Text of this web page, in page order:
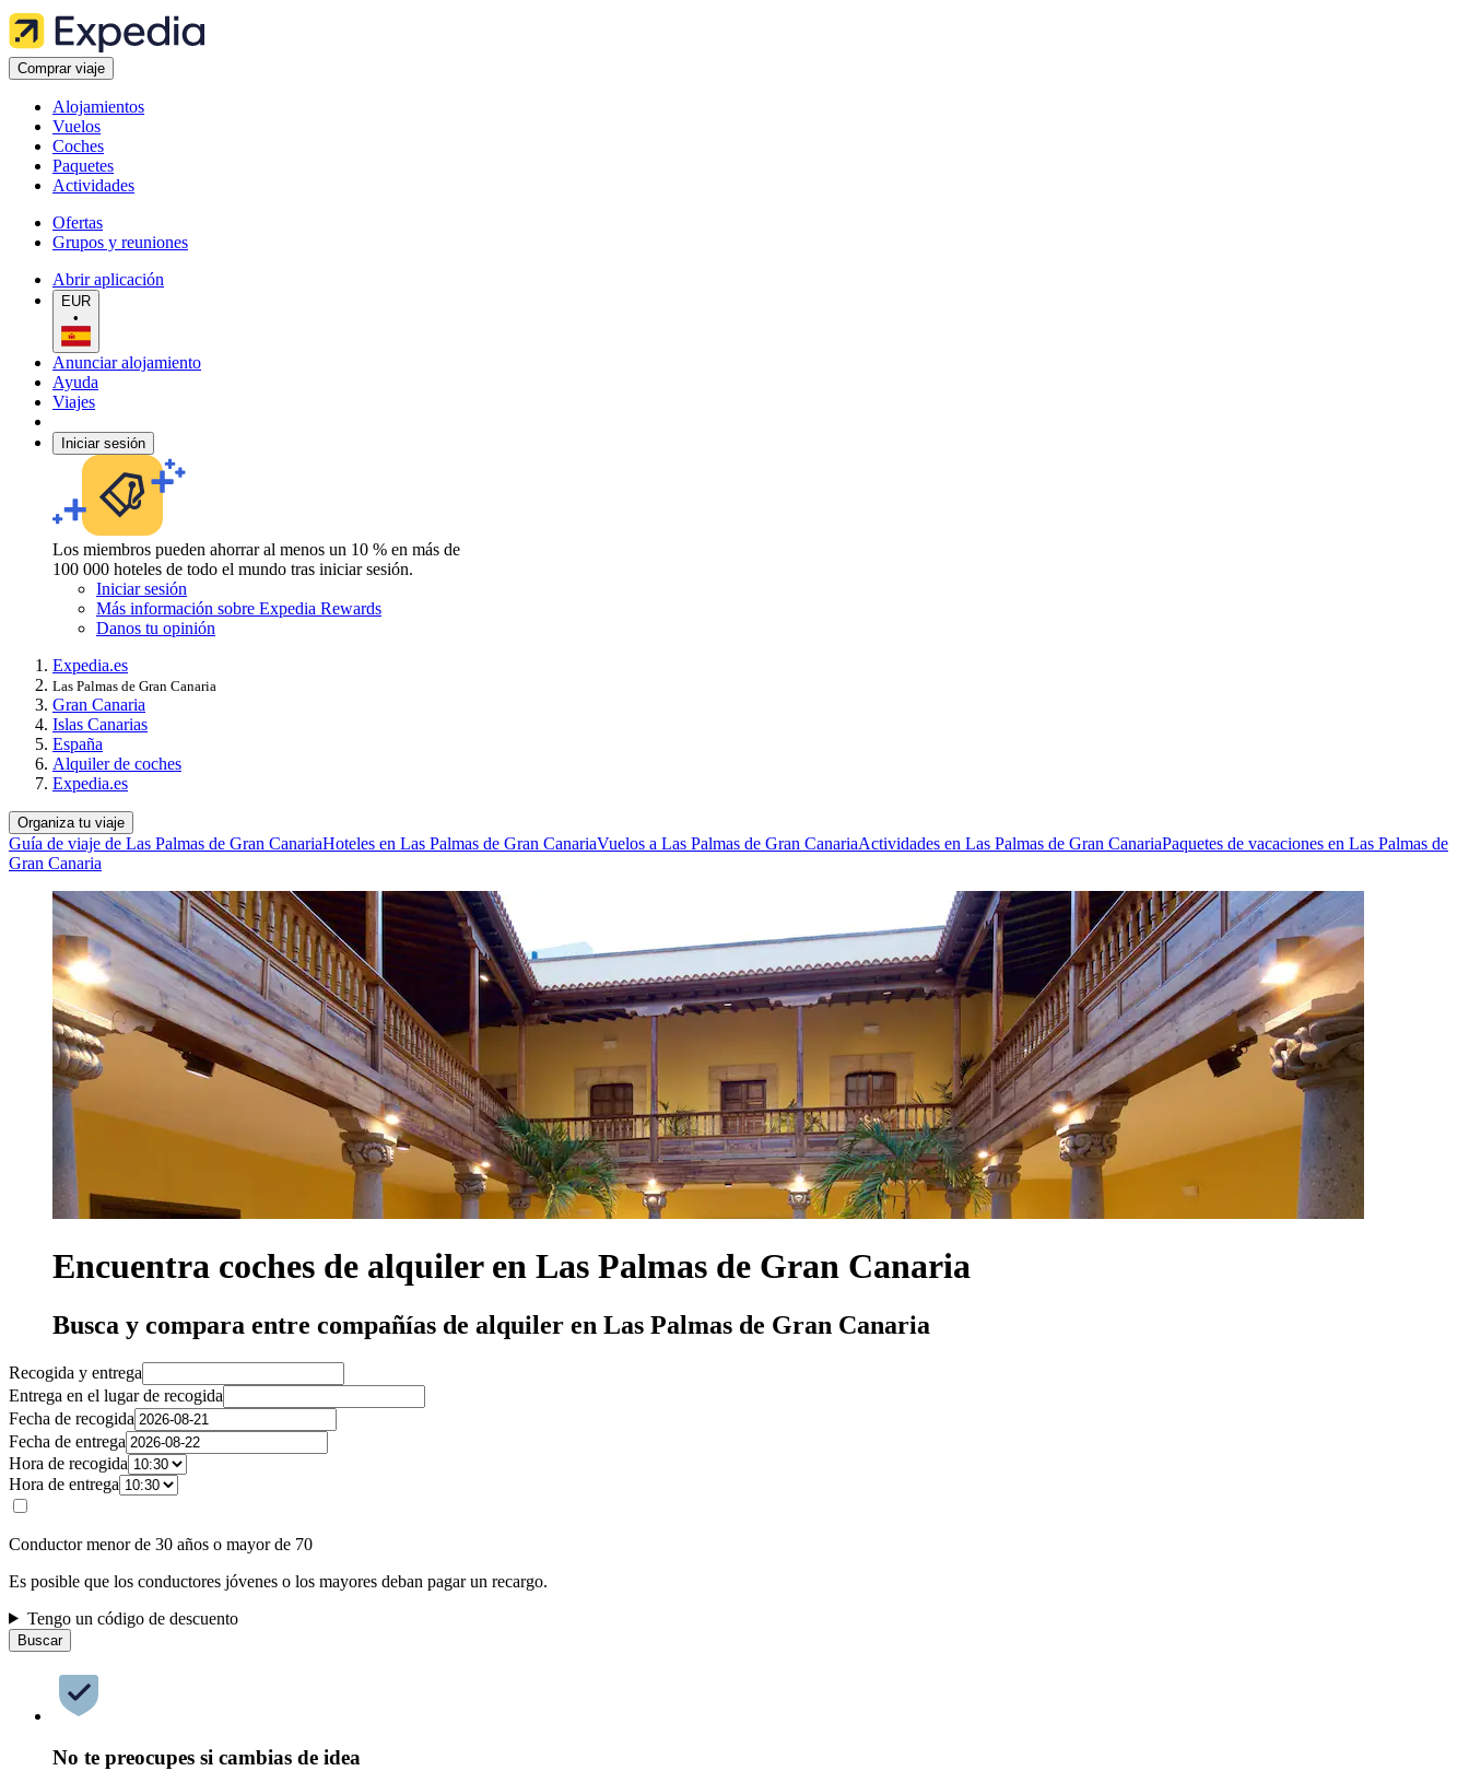
Comprar viaje
Alojamientos
Vuelos
Coches
Paquetes
Actividades
Ofertas
Grupos y reuniones
Abrir aplicación
EUR
•
Anunciar alojamiento
Ayuda
Viajes
Iniciar sesión
Los miembros pueden ahorrar al menos un 10 % en más de
100 000 hoteles de todo el mundo tras iniciar sesión.
Iniciar sesión
Más información sobre Expedia Rewards
Danos tu opinión
Expedia.es
Las Palmas de Gran Canaria
Gran Canaria
Islas Canarias
España
Alquiler de coches
Expedia.es
Organiza tu viaje
Guía de viaje de Las Palmas de Gran CanariaHoteles en Las Palmas de Gran CanariaVuelos a Las Palmas de Gran CanariaActividades en Las Palmas de Gran CanariaPaquetes de vacaciones en Las Palmas de
Gran Canaria
Encuentra coches de alquiler en Las Palmas de Gran Canaria
Busca y compara entre compañías de alquiler en Las Palmas de Gran Canaria
Recogida y entrega
Entrega en el lugar de recogida
Fecha de recogida
Fecha de entrega
Hora de recogida
Hora de entrega
Conductor menor de 30 años o mayor de 70
Es posible que los conductores jóvenes o los mayores deban pagar un recargo.
Tengo un código de descuento
Buscar
No te preocupes si cambias de idea